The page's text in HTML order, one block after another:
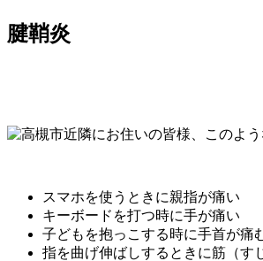
腱鞘炎
スマホを使うときに親指が痛い
キーボードを打つ時に手が痛い
子どもを抱っこする時に手首が痛
指を曲げ伸ばしするときに筋（す